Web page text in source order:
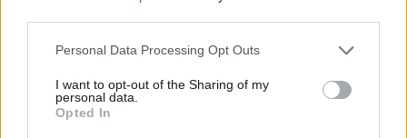
Personal Data Processing Opt Outs
I want to opt-out of the Sharing of my
personal data.
Opted In